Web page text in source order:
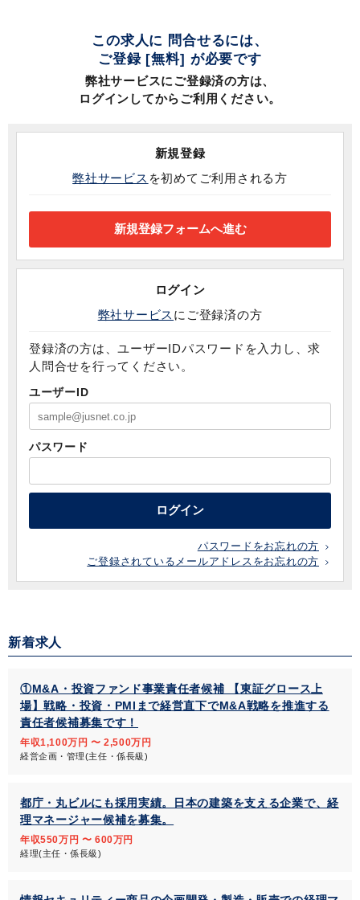
この求人に 問合せるには、
ご登録 [無料] が必要です
弊社サービスにご登録済の方は、
ログインしてからご利用ください。
新規登録
弊社サービス を初めてご利用される方
ログイン
弊社サービス にご登録済の方
登録済の方は、ユーザーIDパスワードを入力し、求
人問合せを行ってください。
ユーザーID
パスワード
ログイン
パスワードをお忘れの方
ご登録されているメールアドレスをお忘れの方
新着求人
①M&A・投資ファンド事業責任者候補 【東証グロース上
場】戦略・投資・PMIまで経営直下でM&A戦略を推進する
責任者候補募集です！
年収1,100万円 〜 2,500万円
経営企画・管理(主任・係長級)
都庁・丸ビルにも採用実績。日本の建築を支える企業で、経
理マネージャー候補を募集。
年収550万円 〜 600万円
経理(主任・係長級)